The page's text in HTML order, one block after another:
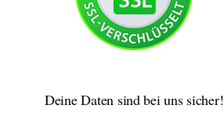
Deine Daten sind bei uns sicher!